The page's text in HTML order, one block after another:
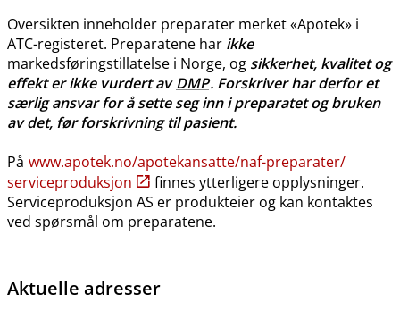
Oversikten inneholder preparater merket «Apotek» i
ATC-registeret. Preparatene har ikke
markedsføringstillatelse i Norge, og sikkerhet, kvalitet og
effekt er ikke vurdert avDMP. Forskriver har derfor et
særlig ansvar for å sette seg inn i preparatet og bruken
av det, før forskrivning til pasient.
På www.apotek.no​/​apotekansatte​/​naf-preparater​/​
serviceproduksjon
finnes ytterligere opplysninger.
Serviceproduksjon AS er produkteier og kan kontaktes
ved spørsmål om preparatene.
Aktuelle adresser